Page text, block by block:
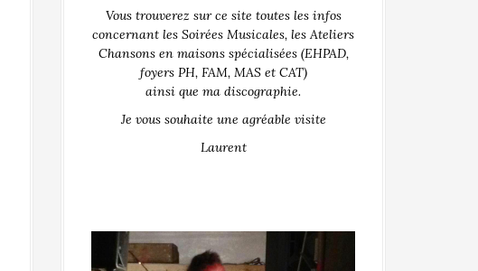
Vous trouverez sur ce site toutes les infos
concernant les Soirées Musicales, les Ateliers
Chansons en maisons spécialisées (EHPAD,
foyers PH, FAM, MAS et CAT)
ainsi que ma discographie.
Je vous souhaite une agréable visite
Laurent